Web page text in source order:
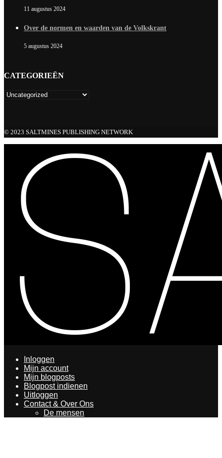
11 augustus 2024
Over de normen en waarden van de Volkskrant
5 augustus 2024
CATEGORIEËN
© 2023 SALTMINES PUBLISHING NETWORK
Inloggen
Mijn account
Mijn blogposts
Blogpost indienen
Uitloggen
Contact & Over Ons
De mensen